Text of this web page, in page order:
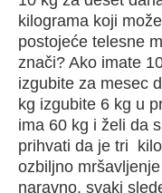
kilograma koji
postojeće telesne
znači? Ako imate
izgubite za mesec
kg izgubite 6 kg u
ima 60 kg i želi da
prihvati da je tri
ozbiljno
naravno, svaki